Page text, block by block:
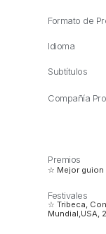
Formato de
Idioma
Subtítulos
Compañía
Premios
☆ Mejor guion
Festivales
☆ Tribeca,
Mundial,USA,